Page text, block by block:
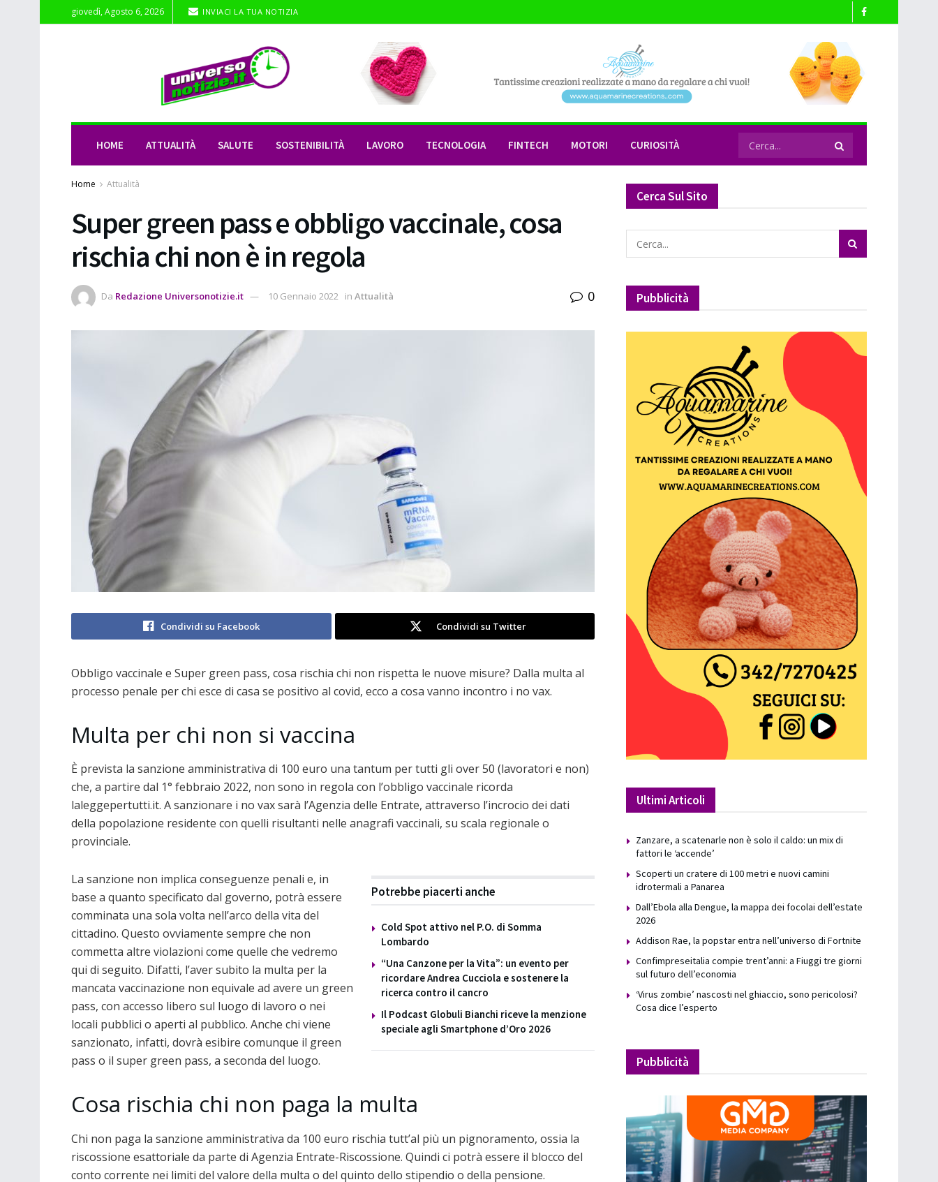
giovedì, Agosto 6, 2026 INVIACI LA TUA NOTIZIA
HOME ATTUALITÀ SALUTE SOSTENIBILITÀ LAVORO TECNOLOGIA FINTECH MOTORI CURIOSITÀ
Home Attualità
Super green pass e obbligo vaccinale, cosa
rischia chi non è in regola
Da Redazione Universonotizie.it 10 Gennaio 2022 in Attualità 0
Condividi su Facebook Condividi su Twitter
Obbligo vaccinale e Super green pass, cosa rischia chi non rispetta le nuove misure? Dalla multa al
processo penale per chi esce di casa se positivo al covid, ecco a cosa vanno incontro i no vax.
Multa per chi non si vaccina
È prevista la sanzione amministrativa di 100 euro una tantum per tutti gli over 50 (lavoratori e non)
che, a partire dal 1° febbraio 2022, non sono in regola con l’obbligo vaccinale ricorda
laleggepertutti.it. A sanzionare i no vax sarà l’Agenzia delle Entrate, attraverso l’incrocio dei dati
della popolazione residente con quelli risultanti nelle anagrafi vaccinali, su scala regionale o
provinciale.
Potrebbe piacerti anche
Cold Spot attivo nel P.O. di Somma
Lombardo
“Una Canzone per la Vita”: un evento per
ricordare Andrea Cucciola e sostenere la
ricerca contro il cancro
Il Podcast Globuli Bianchi riceve la menzione
speciale agli Smartphone d’Oro 2026
La sanzione non implica conseguenze penali e, in
base a quanto specificato dal governo, potrà essere
comminata una sola volta nell’arco della vita del
cittadino. Questo ovviamente sempre che non
commetta altre violazioni come quelle che vedremo
qui di seguito. Difatti, l’aver subito la multa per la
mancata vaccinazione non equivale ad avere un green
pass, con accesso libero sul luogo di lavoro o nei
locali pubblici o aperti al pubblico. Anche chi viene
sanzionato, infatti, dovrà esibire comunque il green
pass o il super green pass, a seconda del luogo.
Cosa rischia chi non paga la multa
Chi non paga la sanzione amministrativa da 100 euro rischia tutt’al più un pignoramento, ossia la
riscossione esattoriale da parte di Agenzia Entrate-Riscossione. Quindi ci potrà essere il blocco del
conto corrente nei limiti del valore della multa o del quinto dello stipendio o della pensione.
Cerca Sul Sito
Pubblicità
Ultimi Articoli
Zanzare, a scatenarle non è solo il caldo: un mix di
fattori le ‘accende’
Scoperti un cratere di 100 metri e nuovi camini
idrotermali a Panarea
Dall’Ebola alla Dengue, la mappa dei focolai dell’estate
2026
Addison Rae, la popstar entra nell’universo di Fortnite
Confimpreseitalia compie trent’anni: a Fiuggi tre giorni
sul futuro dell’economia
‘Virus zombie’ nascosti nel ghiaccio, sono pericolosi?
Cosa dice l’esperto
Pubblicità